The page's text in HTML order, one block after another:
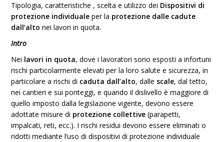
Tipologia, caratteristiche , scelta e utilizzo dei Dispositivi di
protezione individuale per la protezione dalle cadute
dall’alto nei lavori in quota.
Intro
Nei lavori in quota, dove i lavoratori sono esposti a infortuni
rischi particolarmente elevati per la loro salute e sicurezza, in
particolare a rischi di caduta dall’alto, dalle scale, dal tetto,
nei cantieri e sui ponteggi, e quando il dislivello è maggiore di
quello imposto dalla legislazione vigente, devono essere
adottate misure di protezione collettive (parapetti,
impalcati, reti, ecc.). I rischi residui devono essere eliminati o
ridotti mediante l’uso di dispositivi di protezione individuale